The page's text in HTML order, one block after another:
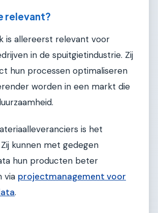
relevant?
is allereerst relevant voor
in de spuitgietindustrie. Zij
hun processen optimaliseren
worden in een markt die
is het
kunnen met gedegen
hun producten beter
via projectmanagement voor
.